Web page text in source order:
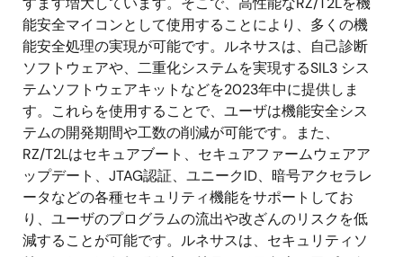
能安全マイコンとして使用することにより、多くの機
能安全処理の実現が可能です。ルネサスは、自己診断
ソフトウェアや、二重化システムを実現するSIL3 シス
テムソフトウェアキットなどを2023年中に提供しま
す。これらを使用することで、ユーザは機能安全シス
テムの開発期間や工数の削減が可能です。また、
RZ/T2Lはセキュアブート、セキュアファームウェアア
ップデート、JTAG認証、ユニークID、暗号アクセラレ
ータなどの各種セキュリティ機能をサポートしてお
り、ユーザのプログラムの流出や改ざんのリスクを低
減することが可能です。ルネサスは、セキュリティソ